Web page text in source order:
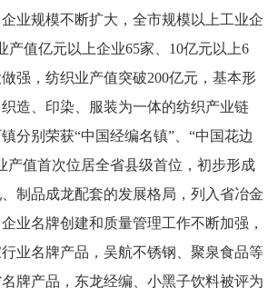
业规模不断扩大，全市规模以上工业企
产值亿元以上企业65家、 10亿元以上6
强，纺织业产值突破200亿元，基本形
造、印染、服装为一体的纺织产业链
分别荣获“中国经编名镇”、“中国花边
产值首次位居全省县级首位，初步形成
制品成龙配套的发展格局，列入省冶金
业名牌创建和质量管理工作不断加强，
业名牌产品，吴航不锈钢、聚泉食品等
牌产品，东龙经编、小黑子饮料被评为